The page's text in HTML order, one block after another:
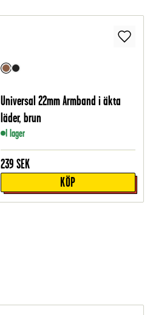
Universal 22mm Armband i äkta
läder, brun
I lager
239 SEK
KÖP